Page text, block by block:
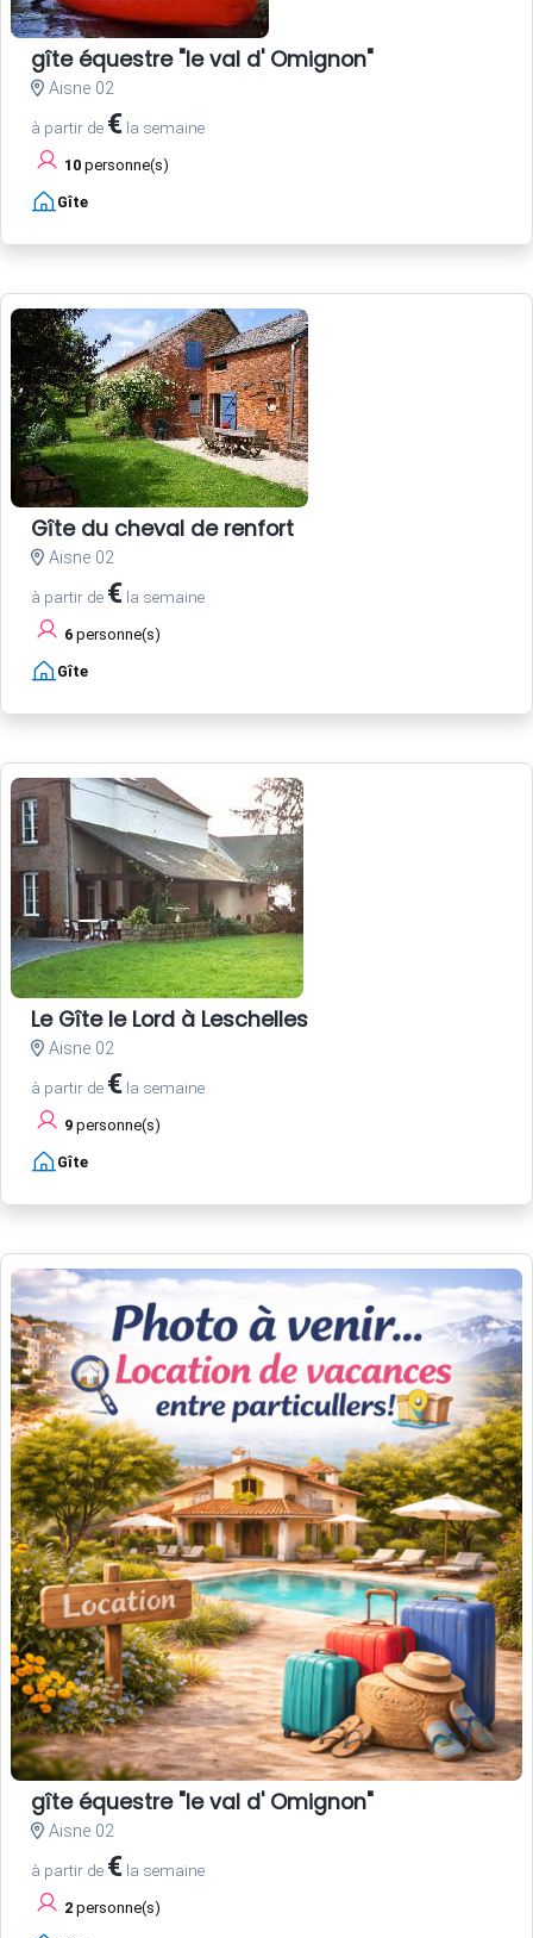
gîte équestre "le val d' Omignon"
Aisne 02
à partir de € la semaine
10 personne(s)
Gîte
Gîte du cheval de renfort
Aisne 02
à partir de € la semaine
6 personne(s)
Gîte
Le Gîte le Lord à Leschelles
Aisne 02
à partir de € la semaine
9 personne(s)
Gîte
gîte équestre "le val d' Omignon"
Aisne 02
à partir de € la semaine
2 personne(s)